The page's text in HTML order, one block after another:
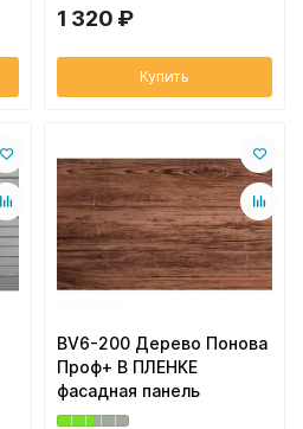
1 320 ₽
Купить
BV6-200 Дерево Понова
Проф+ В ПЛЕНКЕ
фасадная панель